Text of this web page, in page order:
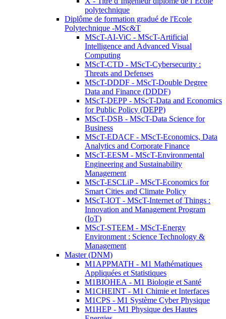
polytechnique
Diplôme de formation gradué de l'Ecole
Polytechnique -MSc&T
MScT-AI-ViC - MScT-Artificial
Intelligence and Advanced Visual
Computing
MScT-CTD - MScT-Cybersecurity :
Threats and Defenses
MScT-DDDF - MScT-Double Degree
Data and Finance (DDDF)
MScT-DEPP - MScT-Data and Economics
for Public Policy (DEPP)
MScT-DSB - MScT-Data Science for
Business
MScT-EDACF - MScT-Economics, Data
Analytics and Corporate Finance
MScT-EESM - MScT-Environmental
Engineering and Sustainability
Management
MScT-ESCLiP - MScT-Economics for
Smart Cities and Climate Policy
MScT-IOT - MScT-Internet of Things :
Innovation and Management Program
(IoT)
MScT-STEEM - MScT-Energy
Environment : Science Technology &
Management
Master (DNM)
M1APPMATH - M1 Mathématiques
Appliquées et Statistiques
M1BIOHEA - M1 Biologie et Santé
M1CHEINT - M1 Chimie et Interfaces
M1CPS - M1 Système Cyber Physique
M1HEP - M1 Physique des Hautes